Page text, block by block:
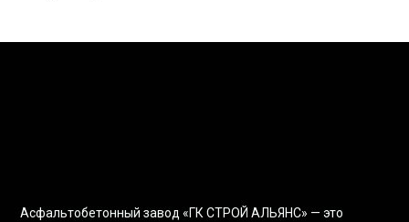
Асфальтобетонный завод «ГК СТРОЙ АЛЬЯНС» — это